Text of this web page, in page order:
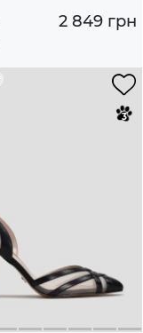
2 849 грн